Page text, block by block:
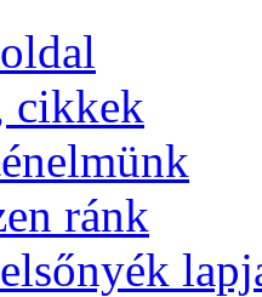
cikkek
ránk